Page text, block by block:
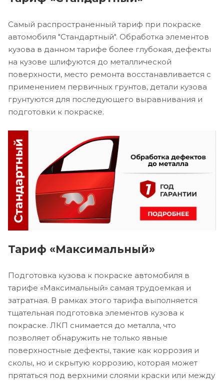
Самый распространенный тариф при покраске
автомобиля "Стандартный". Обработка элементов
кузова в данном тарифе более глубокая, дефекты
на кузове шлифуются до металлической
поверхности, место ремонта восстанавливается с
применением первичных грунтов, детали кузова
грунтуются для последующего выравнивания и
подготовки к покраске.
Тариф «Максимальный»
Подготовка кузова к покраске автомобиля в
тарифе «Максимальный» самая трудоемкая и
затратная. В рамках этого тарифа выполняется
тщательная подготовка элементов кузова к
покраске. ЛКП снимается до металла, что
позволяет обнаружить не только явные
поверхностные дефекты, такие как коррозия и
сколы, но и скрытую коррозию, которая может
прятаться под верхними слоями краски или между